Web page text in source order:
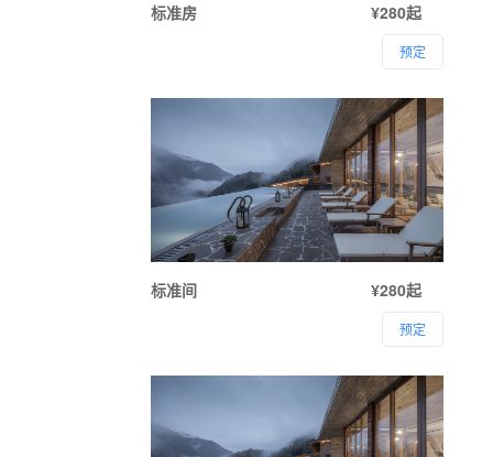
标准房 ¥280起
预定
标准间 ¥280起
预定